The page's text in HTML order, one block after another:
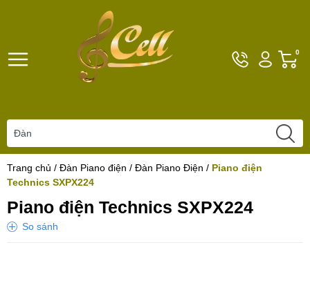
Hotline
0961017926
Tài
khoản
0
Trang chủ / Đàn Piano điện / Đàn Piano Điện / Piano điện
Technics SXPX224
Piano điện Technics SXPX224
So sánh